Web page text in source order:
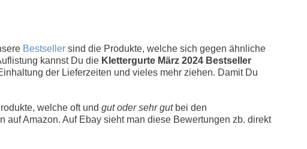
Bestseller sind die Produkte, welche sich gegen ähnliche
kannst Du die Klettergurte März 2024 Bestseller
der Lieferzeiten und vieles mehr ziehen. Damit Du
welche oft und gut oder sehr gutbei den
Amazon. Auf Ebay sieht man diese Bewertungen zb. direkt